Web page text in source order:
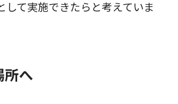
して実施できたらと考えていま
所へ